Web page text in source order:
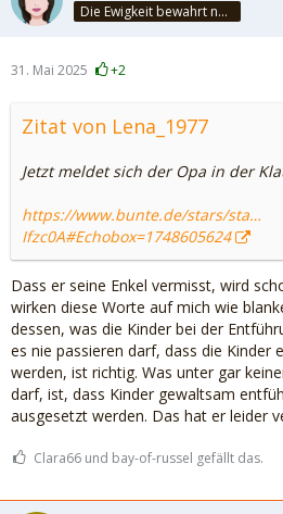
Die Ewigkeit bewahrt nur die Liebe, weil sie von gleicher Natur ist. ~Khalil Gibran~
31. Mai 2025 +2
Zitat von Lena_1977
Jetzt meldet sich der Opa in der
https://www.bunte.de/stars/sta…
Ifzc0A#Echobox=1748605624
Dass er seine Enkel vermisst, wird
wirken diese Worte auf mich wie
dessen, was die Kinder bei der
es nie passieren darf, dass die Kinder
werden, ist richtig. Was unter gar
darf, ist, dass Kinder gewaltsam
ausgesetzt werden. Das hat er leider
Clara66 und bay-of-russel gefällt das.